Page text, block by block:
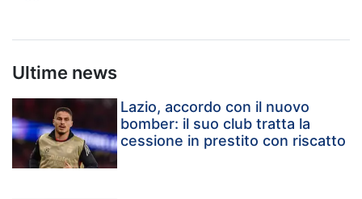
Ultime news
Lazio, accordo con il nuovo
bomber: il suo club tratta la
cessione in prestito con riscatto